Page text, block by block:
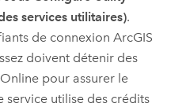
services utilitaires).
de connexionArcGIS
doivent détenir des
pour assurer le
service utilise des crédits